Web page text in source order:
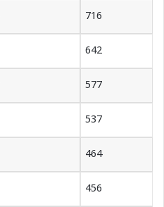
716
642
577
537
464
456